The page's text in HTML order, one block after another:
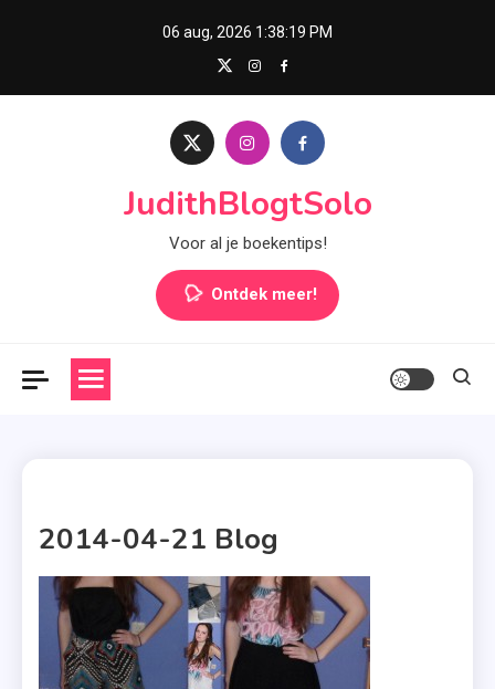
06 aug, 2026 1:38:20 PM
JudithBlogtSolo
Voor al je boekentips!
Ontdek meer!
2014-04-21 Blog